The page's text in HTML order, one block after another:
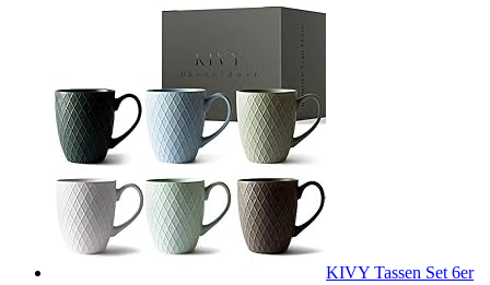
KIVY Tassen Set 6er